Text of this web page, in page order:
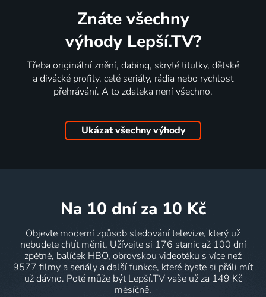
Znáte všechny
výhody Lepší.TV?
Třeba originální znění, dabing, skryté titulky, dětské
a divácké profily, celé seriály, rádia nebo rychlost
přehrávání. A to zdaleka není všechno.
Ukázat všechny výhody
na 10 dní za 10 Kč
Objevte moderní způsob sledování televize, který už
nebudete chtít měnit. Užívejte si 176 stanic až 100 dní
zpětně, balíček HBO, obrovskou videotéku s více než
9577 filmy a seriály a další funkce, které byste si přáli mít
už dávno. Poté může být Lepší.TV vaše už za 149 Kč
měsíčně.